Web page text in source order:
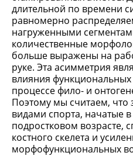
длительной по времени
равномерно
нагруженными
количественные
больше выражены на
руке. Эта асимметрия
влияния
процессе фило- и
Поэтому мы считаем, что
видами спорта, начатые
подростковом возрасте,
костного скелета и
морфофункциональных